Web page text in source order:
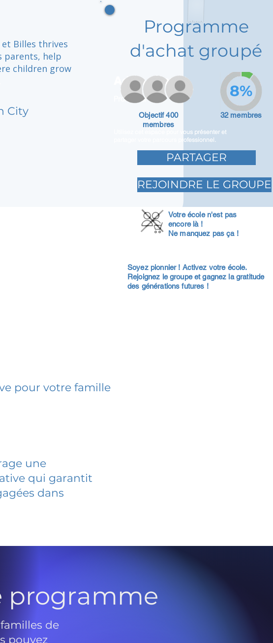
Billes thrives
parents, help
children grow
City
Adam Caar
Promoteur
Utilisez cet espace pour vous présenter et
partager votre parcours professionnel.
Programme
d'achat groupé
Objectif 400
membres
32 membres
8%
PARTAGER
REJOINDRE LE GROUPE
Votre école n'est pas
encore là !
Ne manquez pas ça !
Soyez pionnier ! Activez votre école.
Rejoignez le groupe et gagnez la gratitude
des générations futures !
pour votre famille
une
qui garantit
dans
programme
de
pouvez